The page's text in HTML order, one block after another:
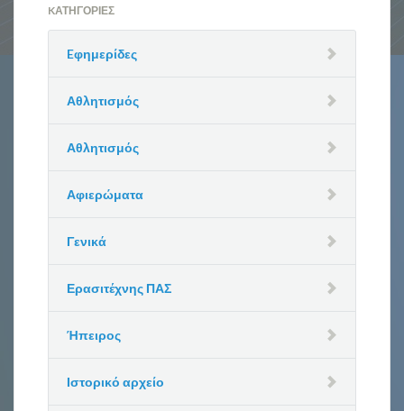
KΑΤΗΓΟΡΊΕΣ
Eφημερίδες
Αθλητισμός
Αθλητισμός
Αφιερώματα
Γενικά
Ερασιτέχνης ΠΑΣ
Ήπειρος
Ιστορικό αρχείο